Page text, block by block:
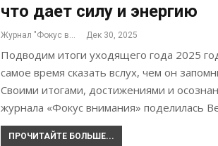
что дает силу и энергию
Журнал "Фокус внимания" Дек 30, 2025
Подводим итоги уходящего года 2025
самое время сказать вслух, чем он
Своими итогами, достижениями и
журнала «Фокус внимания» поделилась
ПРОЧИТАЙТЕ БОЛЬШЕ...